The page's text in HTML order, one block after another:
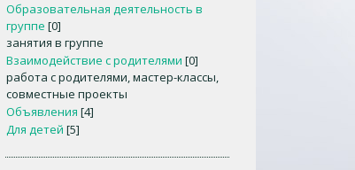
Образовательная деятельность в
группе [0]
занятия в группе
Взаимодействие с родителями [0]
работа с родителями, мастер-классы,
совместные проекты
Объявления [4]
Для детей [5]